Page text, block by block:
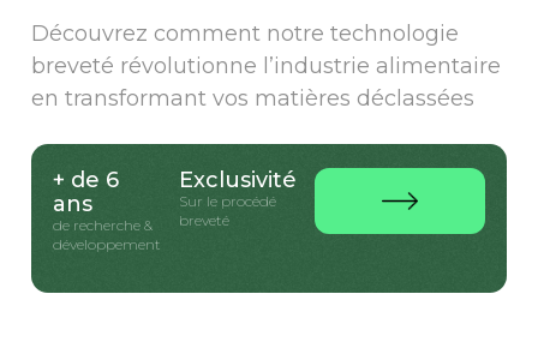
Découvrez comment notre technologie
breveté révolutionne l’industrie alimentaire
en transformant vos matières déclassées
+ de 6
ans
de recherche &
développement
Exclusivité
Sur le procédé
breveté